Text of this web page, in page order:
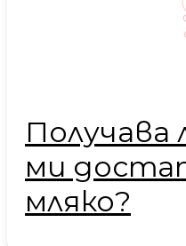
Получава
ми
мляко?